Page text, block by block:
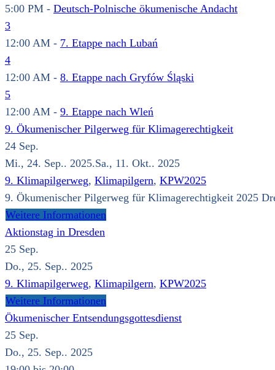
5:00 PM - Deutsch-Polnische ökumenische Andacht
3
12:00 AM - 7. Etappe nach Lubań
4
12:00 AM - 8. Etappe nach Gryfów Śląski
5
12:00 AM - 9. Etappe nach Wleń
9. Ökumenischer Pilgerweg für Klimagerechtigkeit
24 Sep.
Mi., 24. Sep.. 2025.Sa., 11. Okt.. 2025
9. Klimapilgerweg, Klimapilgern, KPW2025
9. Ökumenischer Pilgerweg für Klimagerechtigkeit 2025
Weitere Informationen
Aktionstag in Dresden
25 Sep.
Do., 25. Sep.. 2025
9. Klimapilgerweg, Klimapilgern, KPW2025
Weitere Informationen
Ökumenischer Entsendungsgottesdienst
25 Sep.
Do., 25. Sep.. 2025